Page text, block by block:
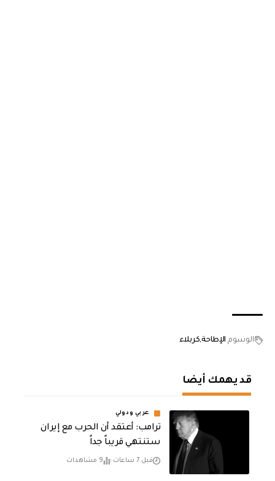
الوسوم الإطاحةكربلاء
قد يهمك أيضا
عربي ودولي
‏ترامب: أعتقد أن الحرب مع إيران
ستنتهي قريباً جداً
قبل 7 ساعات 9 مشاهدات